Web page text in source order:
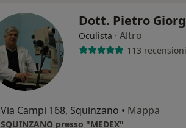
Dott. Pietro
Oculista · Altro
113 recensioni
Via Campi 168, Squinzano • Mappa
SQUINZANO presso "MEDEX"